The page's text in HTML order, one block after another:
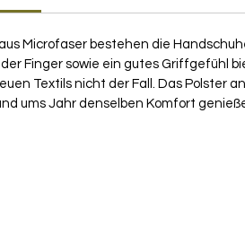
Microfaser bestehen die
Finger sowie ein gutes Griffgefühl
Textils nicht der Fall. Das Polster
ums Jahr denselben Komfort